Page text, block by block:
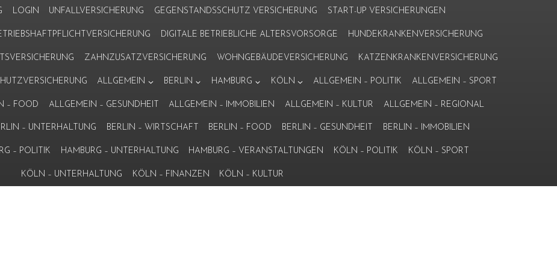
LOGIN UNFALLVERSICHERUNG GEGENSTANDSSCHUTZ VERSICHERUNG START-UP VERSICHERUNGEN
DIGITALE BETRIEBLICHE ALTERSVORSORGE HUNDEKRANKENVERSICHERUNG
ZAHNZUSATZVERSICHERUNG WOHNGEBÄUDEVERSICHERUNG KATZENKRANKENVERSICHERUNG
ALLGEMEIN BERLIN HAMBURG KÖLN ALLGEMEIN – POLITIK ALLGEMEIN – SPORT
– FOOD ALLGEMEIN – GESUNDHEIT ALLGEMEIN – IMMOBILIEN ALLGEMEIN – KULTUR ALLGEMEIN – REGIONAL
– UNTERHALTUNG BERLIN – WIRTSCHAFT BERLIN – FOOD BERLIN – GESUNDHEIT BERLIN – IMMOBILIEN
– POLITIK HAMBURG – UNTERHALTUNG HAMBURG – VERANSTALTUNGEN KÖLN – POLITIK KÖLN – SPORT
KÖLN – UNTERHALTUNG KÖLN – FINANZEN KÖLN – KULTUR